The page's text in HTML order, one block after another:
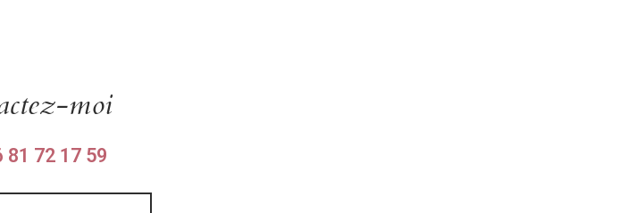
moi
81 72 17 59